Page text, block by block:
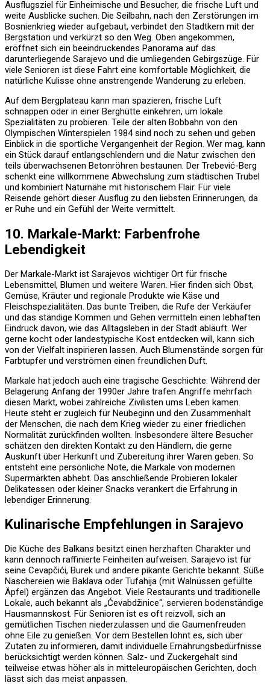
Ausflugsziel für Einheimische und Besucher, die frische Luft und
weite Ausblicke suchen. Die Seilbahn, nach den Zerstörungen im
Bosnienkrieg wieder aufgebaut, verbindet den Stadtkern mit der
Bergstation und verkürzt so den Weg. Oben angekommen,
eröffnet sich ein beeindruckendes Panorama auf das
darunterliegende Sarajevo und die umliegenden Gebirgszüge. Für
viele Senioren ist diese Fahrt eine komfortable Möglichkeit, die
natürliche Kulisse ohne anstrengende Wanderung zu erleben.
Auf dem Bergplateau kann man spazieren, frische Luft
schnappen oder in einer Berghütte einkehren, um lokale
Spezialitäten zu probieren. Teile der alten Bobbahn von den
Olympischen Winterspielen 1984 sind noch zu sehen und geben
Einblick in die sportliche Vergangenheit der Region. Wer mag, kann
ein Stück darauf entlangschlendern und die Natur zwischen den
teils überwachsenen Betonröhren bestaunen. Der Trebević-Berg
schenkt eine willkommene Abwechslung zum städtischen Trubel
und kombiniert Naturnähe mit historischem Flair. Für viele
Reisende gehört dieser Ausflug zu den liebsten Erinnerungen, da
er Ruhe und ein Gefühl der Weite vermittelt.
10. Markale-Markt: Farbenfrohe
Lebendigkeit
Der Markale-Markt ist Sarajevos wichtiger Ort für frische
Lebensmittel, Blumen und weitere Waren. Hier finden sich Obst,
Gemüse, Kräuter und regionale Produkte wie Käse und
Fleischspezialitäten. Das bunte Treiben, die Rufe der Verkäufer
und das ständige Kommen und Gehen vermitteln einen lebhaften
Eindruck davon, wie das Alltagsleben in der Stadt abläuft. Wer
gerne kocht oder landestypische Kost entdecken will, kann sich
von der Vielfalt inspirieren lassen. Auch Blumenstände sorgen für
Farbtupfer und verströmen einen freundlichen Duft.
Markale hat jedoch auch eine tragische Geschichte: Während der
Belagerung Anfang der 1990er Jahre trafen Angriffe mehrfach
diesen Markt, wobei zahlreiche Zivilisten ums Leben kamen.
Heute steht er zugleich für Neubeginn und den Zusammenhalt
der Menschen, die nach dem Krieg wieder zu einer friedlichen
Normalität zurückfinden wollten. Insbesondere ältere Besucher
schätzen den direkten Kontakt zu den Händlern, die gerne
Auskunft über Herkunft und Zubereitung ihrer Waren geben. So
entsteht eine persönliche Note, die Markale von modernen
Supermärkten abhebt. Das anschließende Probieren lokaler
Delikatessen oder kleiner Snacks verankert die Erfahrung in
lebendiger Erinnerung.
Kulinarische Empfehlungen in Sarajevo
Die Küche des Balkans besitzt einen herzhaften Charakter und
kann dennoch raffinierte Feinheiten aufweisen. Sarajevo ist für
seine Cevapčići, Burek und andere pikante Gerichte bekannt. Süße
Naschereien wie Baklava oder Tufahija (mit Walnüssen gefüllte
Äpfel) ergänzen das Angebot. Viele Restaurants und traditionelle
Lokale, auch bekannt als „Ćevabdžinice“, servieren bodenständige
Hausmannskost. Für Senioren ist es oft reizvoll, sich an
gemütlichen Tischen niederzulassen und die Gaumenfreuden
ohne Eile zu genießen. Vor dem Bestellen lohnt es, sich über
Zutaten zu informieren, damit individuelle Ernährungsbedürfnisse
berücksichtigt werden können. Salz- und Zuckergehalt sind
teilweise etwas höher als in mitteleuropäischen Gerichten, doch
lässt sich das meist anpassen.